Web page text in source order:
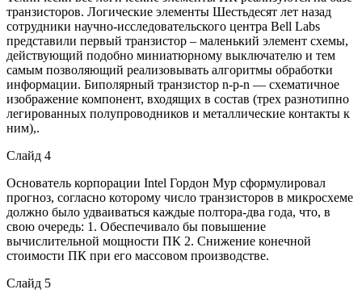
транзисторов. Логические элементы Шестьдесят лет назад
сотрудники научно-исследовательского центра Bell Labs
представили первый транзистор – маленький элемент схемы,
действующий подобно миниатюрному выключателю и тем
самым позволяющий реализовывать алгоритмы обработки
информации. Биполярный транзистор n-p-n — схематичное
изображение компонент, входящих в состав (трех разнотипно
легированных полупроводников и металлические контакты к
ним),.
Слайд 4
Основатель корпорации Intel Гордон Мур сформулировал
прогноз, согласно которому число транзисторов в микросхеме
должно было удваиваться каждые полтора-два года, что, в
свою очередь: 1. Обеспечивало бы повышение
вычислительной мощности ПК 2. Снижение конечной
стоимости ПК при его массовом производстве.
Слайд 5